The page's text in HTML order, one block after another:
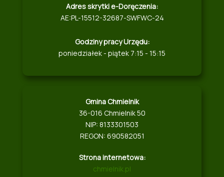
Adres skrytki e-Doręczenia:
AE:PL-15512-32687-SWFWC-24
Godziny pracy Urzędu:
poniedziałek - piątek 7:15 - 15:15
Gmina Chmielnik
36-016 Chmielnik 50
NIP: 8133301503
REGON: 690582051
Strona internetowa:
chmielnik.pl